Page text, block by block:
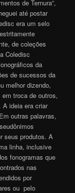
de Ternura”,
até postar
era um selo
de coleções
Coledisc
da
de sucessos da
melhor dizendo,
troca de outros,
A ideia era criar
outras palavras,
seus produtos. A
linha, inclusive
fonogramas que
nas
por
ou pelo